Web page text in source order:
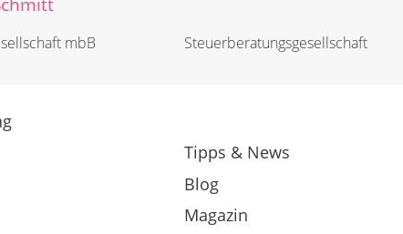
mbB Steuerberatungs­­gesellschaft
Tipps & News
Blog
Magazin